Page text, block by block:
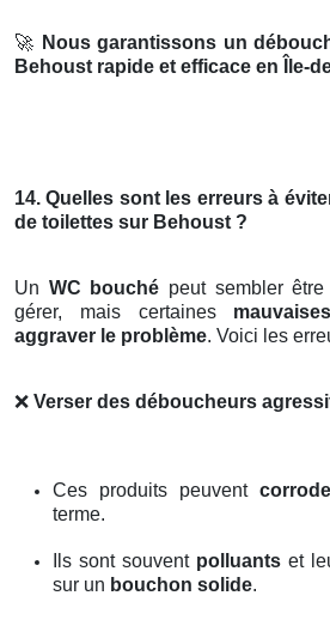
🚀 Nous garantissons un
Behoust rapide et efficace en Île-
14. Quelles sont les erreurs à
de toilettes sur Behoust ?
Un WC bouché peut sembler
gérer, mais certaines
aggraver le problème. Voici les
❌ Verser des déboucheurs
Ces produits peuvent
terme.
Ils sont souvent polluants et
sur un bouchon solide.